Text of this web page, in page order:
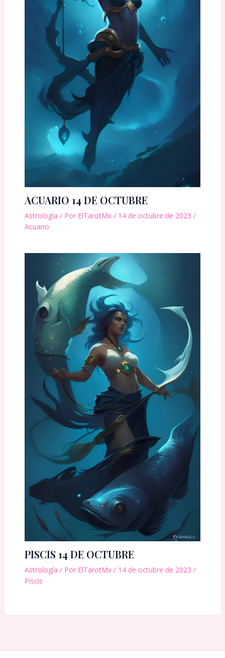
ACUARIO 14 DE OCTUBRE
Astrología / Por ElTarotMx / 14 de octubre de 2023 /
Acuario
PISCIS 14 DE OCTUBRE
Astrología / Por ElTarotMx / 14 de octubre de 2023 /
Piscis